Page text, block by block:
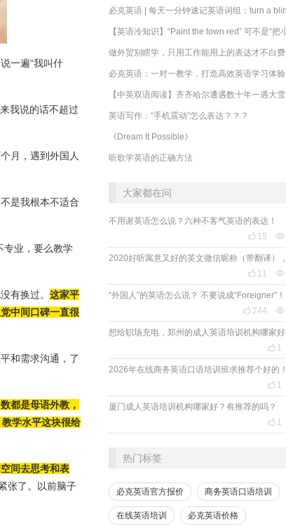
一遍“我叫什
我说的话不超过
月，遇到外国人
是我根本不适合
专业，要么教学
有换过。 这家平
中间口碑一直很
和需求沟通，了
都是母语外教，
学水平这块很给
间去思考和表
张了。以前脑子
做外贸别瞎学，只用工作能用上的表达才不白费
必克英语：一对一教学，打造高效英语学习体验
【中英双语阅读】齐齐哈尔遭遇数十年一遇大雪
英语写作：“手机震动”怎么表达？？？
《Dream It Possible》
听歌学英语的正确方法
大家都在问
不用谢英语怎么说？六种不客气英语的表达！
 15 
 11 
“外国人”的英语怎么说？ 不要说成“Foreigner”！
 244 
 1
 1
厦门成人英语培训机构哪家好？有推荐的吗？
 1
热门标签
必克英语官方报价 商务英语口语培训
在线英语培训 必克英语价格